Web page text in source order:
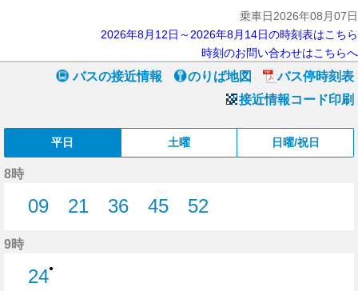
乗車日2026年08月07日
2026年8月12日～2026年8月14日の時刻表はこちら
時刻のお問い合わせはこちらへ
バスの接近情報 のりば地図
バス停時刻表
接近情報コード印刷
平日 土曜 日曜/祝日
8時
09
21
36
45
52
9時
24●